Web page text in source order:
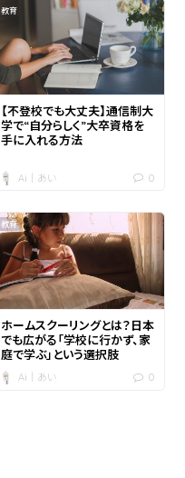
教育
【不登校でも大丈夫】通信制大
学で“自分らしく”大卒資格を
手に入れる方法
Ai｜あい 0
教育
ホームスクーリングとは？日本
でも広がる「学校に行かず、家
庭で学ぶ」という選択肢
Ai｜あい 0